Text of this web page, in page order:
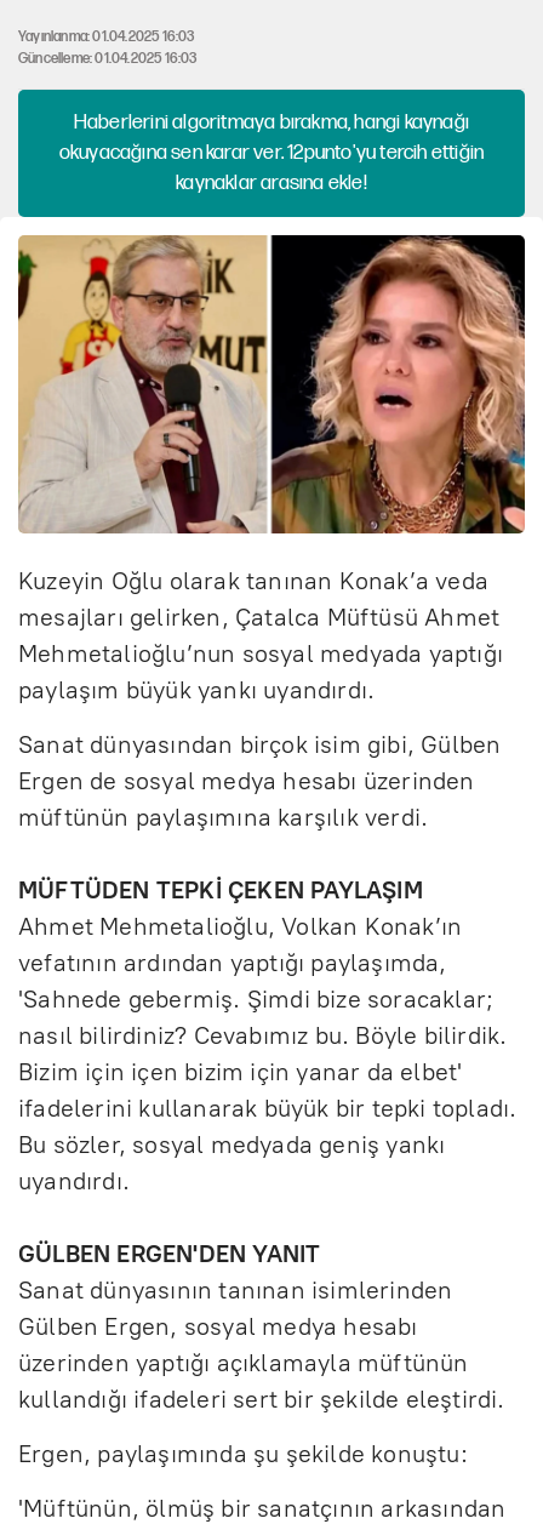
Yayınlanma: 01.04.2025 16:03
Güncelleme: 01.04.2025 16:03
Haberlerini algoritmaya bırakma, hangi kaynağı
okuyacağına sen karar ver. 12punto'yu tercih ettiğin
kaynaklar arasına ekle!
Kuzeyin Oğlu olarak tanınan Konak’a veda
mesajları gelirken, Çatalca Müftüsü Ahmet
Mehmetalioğlu’nun sosyal medyada yaptığı
paylaşım büyük yankı uyandırdı.
Sanat dünyasından birçok isim gibi, Gülben
Ergen de sosyal medya hesabı üzerinden
müftünün paylaşımına karşılık verdi.
MÜFTÜDEN TEPKİ ÇEKEN PAYLAŞIM
Ahmet Mehmetalioğlu, Volkan Konak’ın
vefatının ardından yaptığı paylaşımda,
'Sahnede gebermiş. Şimdi bize soracaklar;
nasıl bilirdiniz? Cevabımız bu. Böyle bilirdik.
Bizim için içen bizim için yanar da elbet'
ifadelerini kullanarak büyük bir tepki topladı.
Bu sözler, sosyal medyada geniş yankı
uyandırdı.
GÜLBEN ERGEN'DEN YANIT
Sanat dünyasının tanınan isimlerinden
Gülben Ergen, sosyal medya hesabı
üzerinden yaptığı açıklamayla müftünün
kullandığı ifadeleri sert bir şekilde eleştirdi.
Ergen, paylaşımında şu şekilde konuştu:
'Müftünün, ölmüş bir sanatçının arkasından